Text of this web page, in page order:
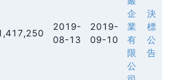
2019-
08-13
2019-
09-10
企
業
有
限
公
決
標
公
告